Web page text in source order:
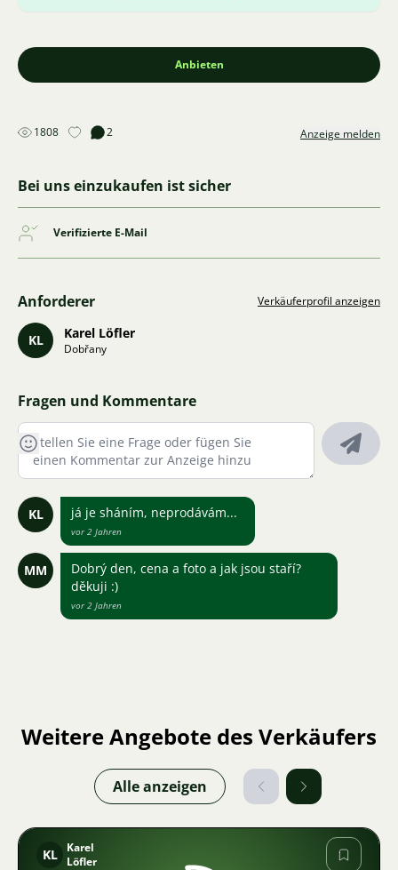
Anbieten
1808 2 Anzeige melden
Bei uns einzukaufen ist sicher
Verifizierte E-Mail
Anforderer Verkäuferprofil anzeigen
KL Karel Löfler
Dobřany
Fragen und Kommentare
KL já je sháním, neprodávám...
vor 2 Jahren
MM
Dobrý den, cena a foto a jak jsou staří?
děkuji :)
vor 2 Jahren
Weitere Angebote des Verkäufers
Alle anzeigen
KL
Karel
Löfler